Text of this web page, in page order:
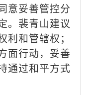
意妥善管控分
。裴青山建议
和管辖权；
面行动，妥善
通过和平方式